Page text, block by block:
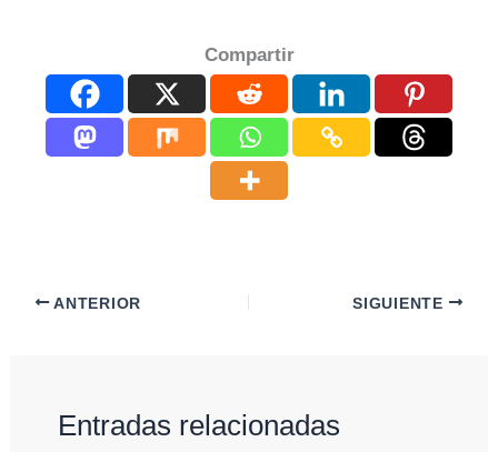
Compartir
ANTERIOR SIGUIENTE
Entradas relacionadas